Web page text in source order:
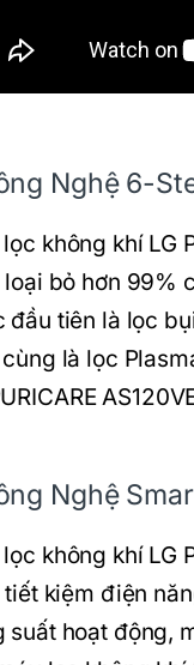
Nghệ 6-
không khí LG
bỏ hơn 99%
đầu tiên là lọc
là lọc
Nghệ
không khí LG
kiệm điện
suất hoạt động,